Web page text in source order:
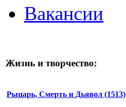
Вакансии
Жизнь и творчество:
Рыцарь, Смерть и Дьявол (1513)